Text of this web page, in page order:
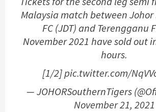
Malaysia match between Johor
FC (JDT) and Terengganu
November 2021 have sold out
hours.
[1/2]pic.twitter.com/
— JOHORSouthernTigers
November 21, 2021